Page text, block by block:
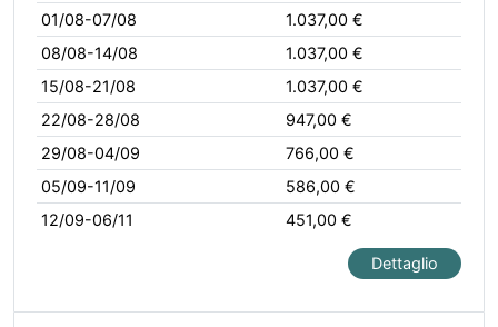
01/08-07/08
1.037,00 €
08/08-14/08
1.037,00 €
15/08-21/08
1.037,00 €
22/08-28/08
947,00 €
29/08-04/09
766,00 €
05/09-11/09
586,00 €
12/09-06/11
451,00 €
Dettaglio